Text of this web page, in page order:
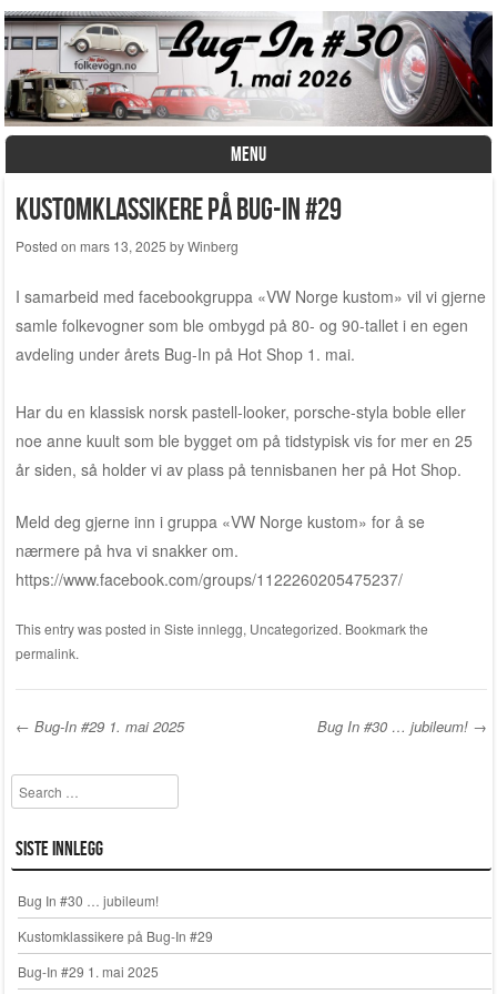
MENU
Kustomklassikere på Bug-In #29
Posted on mars 13, 2025 byWinberg
I samarbeid med facebookgruppa «VW Norge kustom» vil vi gjerne
samle folkevogner som ble ombygd på 80- og 90-tallet i en egen
avdeling under årets Bug-In på Hot Shop 1. mai.
Har du en klassisk norsk pastell-looker, porsche-styla boble eller
noe anne kuult som ble bygget om på tidstypisk vis for mer en 25
år siden, så holder vi av plass på tennisbanen her på Hot Shop.
Meld deg gjerne inn i gruppa «VW Norge kustom» for å se
nærmere på hva vi snakker om.
https://www.facebook.com/groups/1122260205475237/
This entry was posted in Siste innlegg, Uncategorized. Bookmark the
permalink.
Post navigation
← Bug-In #29 1. mai 2025 Bug In #30 … jubileum! →
Search
Siste innlegg
Bug In #30 … jubileum!
Kustomklassikere på Bug-In #29
Bug-In #29 1. mai 2025